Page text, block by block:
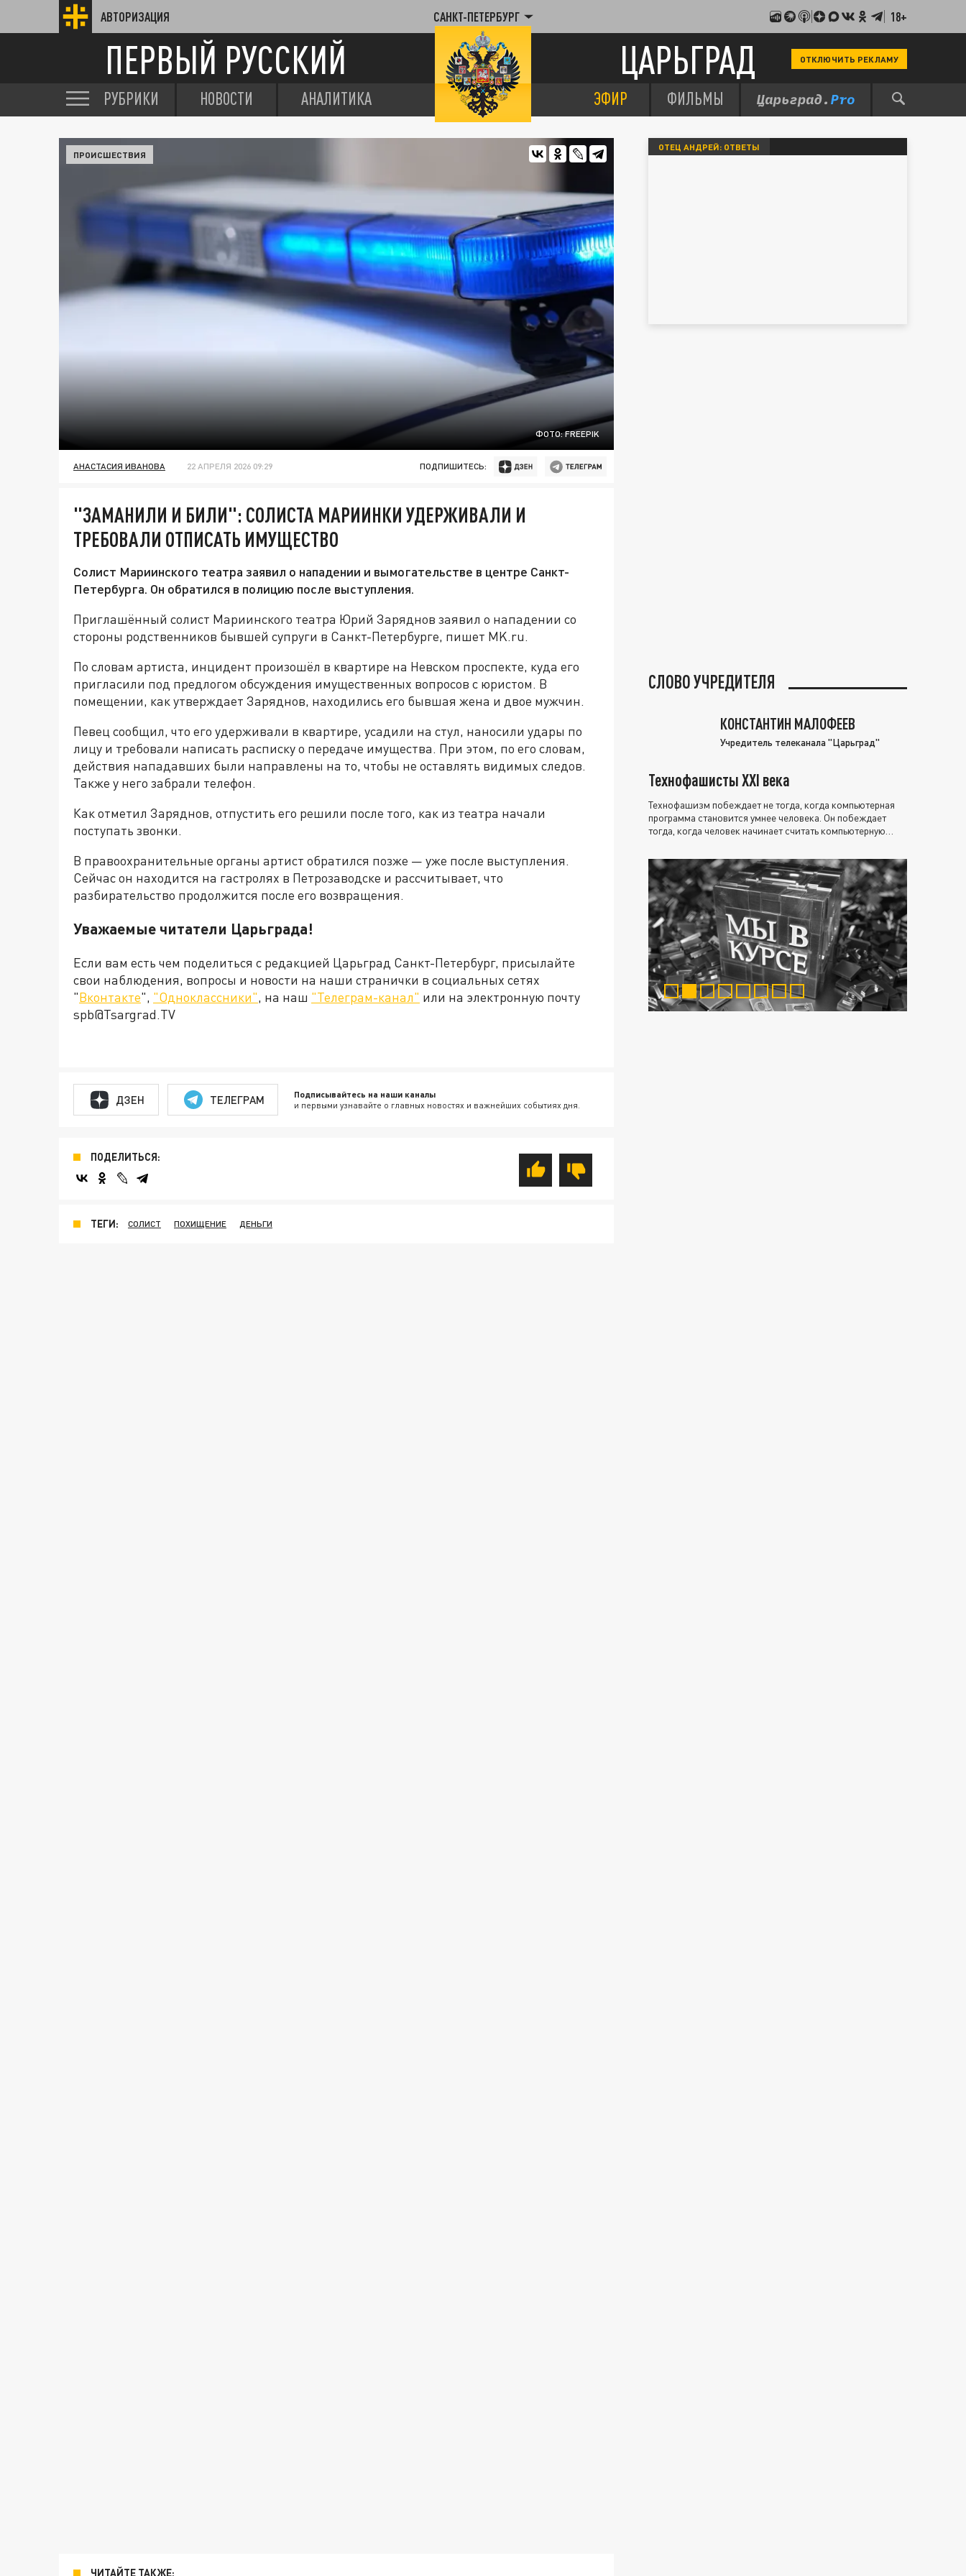
АВТОРИЗАЦИЯ САНКТ-ПЕТЕРБУРГ 18+
ПЕРВЫЙ РУССКИЙ ЦАРЬГРАД ОТКЛЮЧИТЬ РЕКЛАМУ
РУБРИКИ НОВОСТИ АНАЛИТИКА ЭФИР ФИЛЬМЫ
ФОТО: FREEPIK
ПРОИСШЕСТВИЯ
АНАСТАСИЯ ИВАНОВА 22 АПРЕЛЯ 2026 09:29 ПОДПИШИТЕСЬ:
"ЗАМАНИЛИ И БИЛИ": СОЛИСТА МАРИИНКИ УДЕРЖИВАЛИ И
ТРЕБОВАЛИ ОТПИСАТЬ ИМУЩЕСТВО
Солист Мариинского театра заявил о нападении и вымогательстве в центре Санкт-
Петербурга. Он обратился в полицию после выступления.
Приглашённый солист Мариинского театра Юрий Заряднов заявил о нападении со
стороны родственников бывшей супруги в Санкт-Петербурге, пишет MK.ru.
По словам артиста, инцидент произошёл в квартире на Невском проспекте, куда его
пригласили под предлогом обсуждения имущественных вопросов с юристом. В
помещении, как утверждает Заряднов, находились его бывшая жена и двое мужчин.
Певец сообщил, что его удерживали в квартире, усадили на стул, наносили удары по
лицу и требовали написать расписку о передаче имущества. При этом, по его словам,
действия нападавших были направлены на то, чтобы не оставлять видимых следов.
Также у него забрали телефон.
Как отметил Заряднов, отпустить его решили после того, как из театра начали
поступать звонки.
В правоохранительные органы артист обратился позже — уже после выступления.
Сейчас он находится на гастролях в Петрозаводске и рассчитывает, что
разбирательство продолжится после его возвращения.
Уважаемые читатели Царьграда!
Если вам есть чем поделиться с редакцией Царьград Санкт-Петербург, присылайте
свои наблюдения, вопросы и новости на наши странички в социальных сетях
"Вконтакте", "Одноклассники", на наш "Телеграм-канал" или на электронную почту
spb@Tsargrad.TV
ДЗЕН ТЕЛЕГРАМ Подписывайтесь на наши каналы
и первыми узнавайте о главных новостях и важнейших событиях дня.
ПОДЕЛИТЬСЯ:
ТЕГИ: СОЛИСТ ПОХИЩЕНИЕ ДЕНЬГИ
ЧИТАЙТЕ ТАКЖЕ:
ОТЕЦ АНДРЕЙ: ОТВЕТЫ
СЛОВО УЧРЕДИТЕЛЯ
КОНСТАНТИН МАЛОФЕЕВ
Учредитель телеканала "Царьград"
Технофашисты XXI века
Технофашизм побеждает не тогда, когда компьютерная
программа становится умнее человека. Он побеждает
тогда, когда человек начинает считать компьютерную